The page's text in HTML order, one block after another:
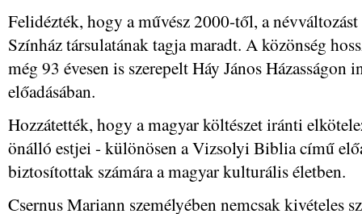
Felidézték, hogy a művész 2000-től, a
Színház társulatának tagja maradt. A közönség
még 93 évesen is szerepelt Háy János Házasságon
előadásában.
Hozzátették, hogy a magyar költészet iránti
önálló estjei - különösen a Vizsolyi Biblia című
biztosítottak számára a magyar kulturális életben.
Csernus Mariann személyében nemcsak kivételes